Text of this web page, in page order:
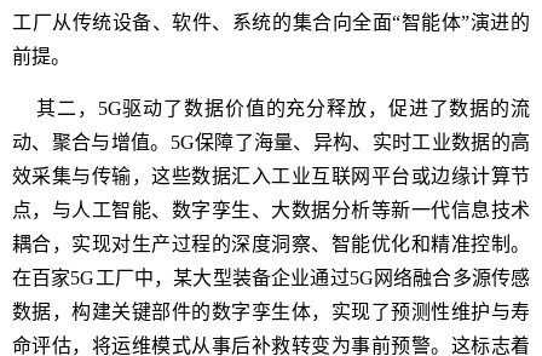
工厂从传统设备、软件、系统的集合向全面“智能体”演进的
前提。
其二，5G驱动了数据价值的充分释放，促进了数据的流
动、聚合与增值。5G保障了海量、异构、实时工业数据的高
效采集与传输，这些数据汇入工业互联网平台或边缘计算节
点，与人工智能、数字孪生、大数据分析等新一代信息技术
耦合，实现对生产过程的深度洞察、智能优化和精准控制。
在百家5G工厂中，某大型装备企业通过5G网络融合多源传感
数据，构建关键部件的数字孪生体，实现了预测性维护与寿
命评估，将运维模式从事后补救转变为事前预警。这标志着